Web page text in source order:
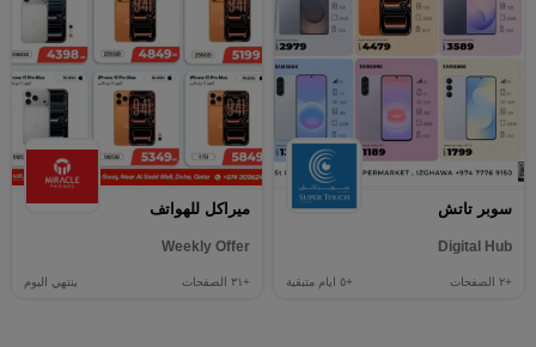
سوبر تاتش
Digital Hub
+٢ الصفحات +٥ ايام متبقية
ميراكل للهواتف
Weekly Offer
+٣١ الصفحات ينتهي اليوم